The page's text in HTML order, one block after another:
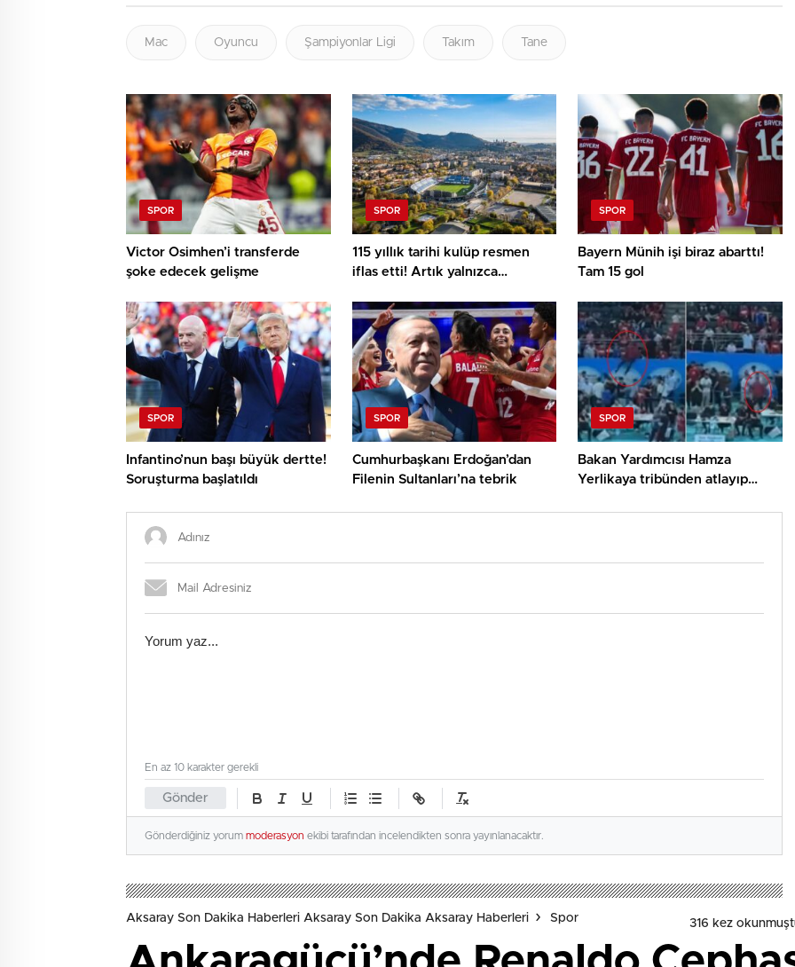
Mac Oyuncu Şampiyonlar Ligi Takım Tane
SPOR
Victor Osimhen’i transferde
şoke edecek gelişme
SPOR
115 yıllık tarihi kulüp resmen
iflas etti! Artık yalnızca
SPOR
Bayern Münih işi biraz abarttı!
Tam 15 gol
SPOR
Infantino’nun başı büyük dertte!
Soruşturma başlatıldı
SPOR
Cumhurbaşkanı Erdoğan’dan
Filenin Sultanları’na tebrik
SPOR
Bakan Yardımcısı Hamza
Yerlikaya tribünden atlayıp
Gönder
En az 10 karakter gerekli
Gönderdiğiniz yorum moderasyon ekibi tarafından incelendikten sonra yayınlanacaktır.
Aksaray Son Dakika Haberleri Aksaray Son Dakika Aksaray Haberleri Spor 316 kez